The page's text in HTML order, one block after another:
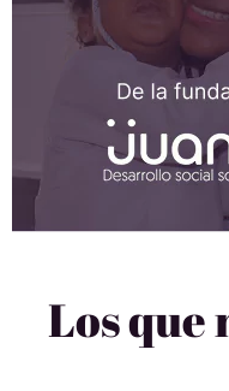
Los que